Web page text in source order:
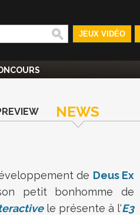
JEUX VIDÉO
NEWS
de Deus Ex
petit bonhomme de
le présente à l'E3